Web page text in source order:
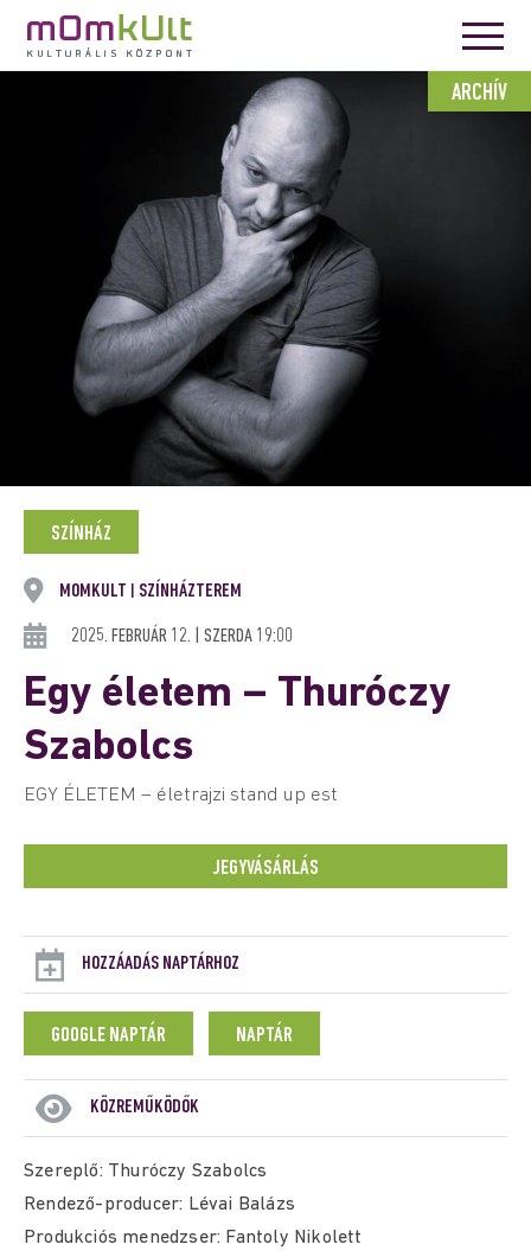
ARCHÍV
SZÍNHÁZ
MOMKULT SZÍNHÁZTEREM
2025. FEBRUÁR 12. | SZERDA 19:00
Egy életem – Thuróczy
Szabolcs
EGY ÉLETEM – életrajzi stand up est
JEGYVÁSÁRLÁS
HOZZÁADÁS NAPTÁRHOZ
GOOGLE NAPTÁR NAPTÁR
KÖZREMŰKÖDŐK
Szereplő: Thuróczy Szabolcs
Rendező-producer: Lévai Balázs
Produkciós menedzser: Fantoly Nikolett